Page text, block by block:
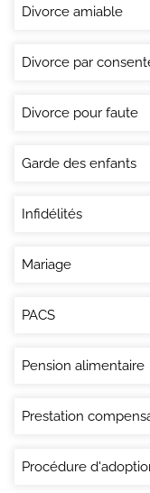
Divorce amiable
Divorce par
Divorce pour faute
Garde des enfants
Infidélités
Mariage
PACS
Pension alimentaire
Prestation
Procédure